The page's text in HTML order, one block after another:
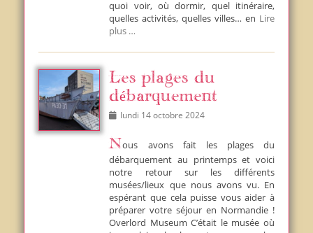
quoi voir, où dormir, quel itinéraire,
quelles activités, quelles villes… en Lire
plus …
Les plages du
débarquement
Postedlundi 14 octobre 2024
Nous avons fait les plages du
débarquement au printemps et voici
notre retour sur les différents
musées/lieux que nous avons vu. En
espérant que cela puisse vous aider à
préparer votre séjour en Normandie !
Overlord Museum C’était le musée où